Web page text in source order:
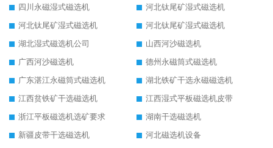
四川永磁湿式磁选机
河北钛尾矿湿式磁选机
河北钛尾矿湿式磁选机
河北钛尾矿湿式磁选机
湖北湿式磁选机公司
山西河沙磁选机
广西河沙磁选机
德州永磁筒式磁选机
广东湛江永磁筒式磁选机
湖北铁矿干选永磁磁选机
江西贫铁矿干选磁选机
江西湿式平板磁选机皮带
浙江平板磁选机选矿要求
湖南干选磁选机
新疆皮带干选磁选机
河北磁选机设备